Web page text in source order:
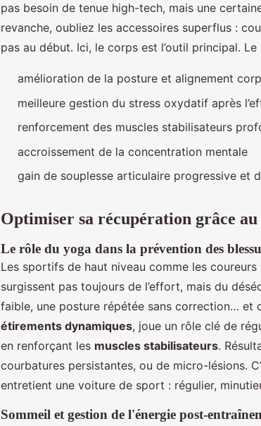
pas besoin de tenue high-tech, mais une
revanche, oubliez les accessoires superflus :
pas au début. Ici, le corps est l’outil principal. Le
amélioration de la posture et alignement
meilleure gestion du stress oxydatif après
renforcement des muscles stabilisateurs
accroissement de la concentration mentale
gain de souplesse articulaire progressive et
Optimiser sa récupération grâce
Le rôle du yoga dans la prévention des
Les sportifs de haut niveau comme les
surgissent pas toujours de l’effort, mais du
faible, une posture répétée sans correction… et
étirements dynamiques, joue un rôle clé de
en renforçant les muscles stabilisateurs.
courbatures persistantes, ou de micro-lésions.
entretient une voiture de sport : régulier,
Sommeil et gestion de l'énergie post-